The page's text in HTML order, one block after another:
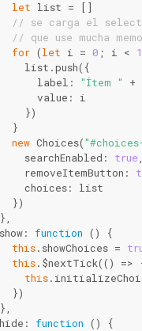
let list = []
// se carga el select
// que use mucha
for (let i = 0 ; i <
list.push({
label:
"Ítem "
+
value: i
})
}
new Choices(
searchEnabled:
true,
removeItemButton:
choices: list
})
function ( )
{
this.showChoices =
this.$nextTick(() =>
this
})
function ( )
{